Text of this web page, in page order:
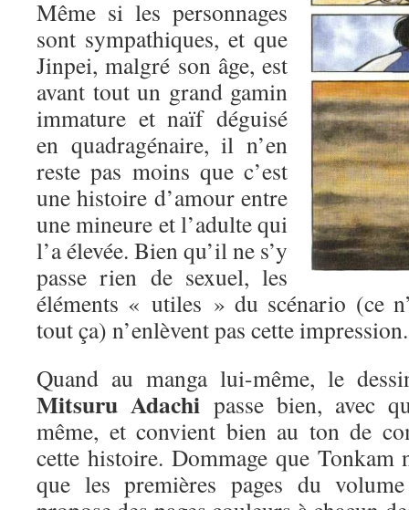
Même si les personnages
sont sympathiques, et que
Jinpei, malgré son âge, est
avant tout un grand gamin
immature et naïf déguisé
en quadragénaire, il n’en
reste pas moins que c’est
une histoire d’amour entre
une mineure et l’adulte qui
l’a élevée. Bien qu’il ne s’y
passe rien de sexuel, les
éléments « utiles » du scénario (ce
tout ça) n’enlèvent pas cette impression.
Quand au manga lui-même, le
Mitsuru Adachi passe bien, avec
même, et convient bien au ton de
cette histoire. Dommage que Tonkam
que les premières pages du